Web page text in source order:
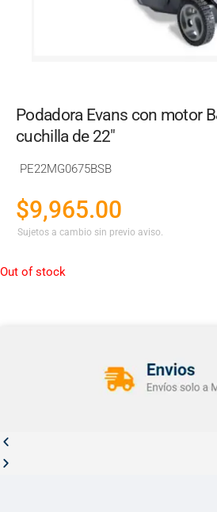
Podadora Evans con motor
cuchilla de 22"
PE22MG0675BSB
$9,965.00
Sujetos a cambio sin previo aviso.
Out of stock